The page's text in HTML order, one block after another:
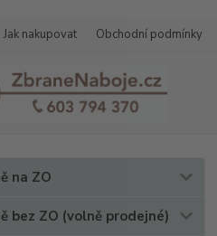
Jak nakupovat Obchodní podmínky
na ZO
bez ZO (volně prodejné)